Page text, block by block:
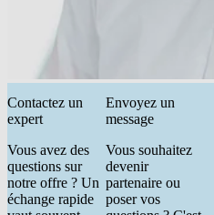
Contactez un
expert
Vous avez des
questions sur
notre offre ? Un
échange rapide
Envoyez un
message
Vous souhaitez
devenir
partenaire ou
poser vos